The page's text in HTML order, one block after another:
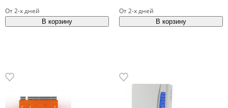
От 2-х дней От 2-х дней